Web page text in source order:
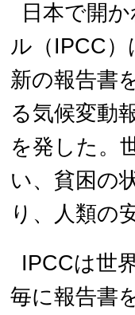
日本で開
ル（IPCC）
新の報告書
る気候変動
を発した。
い、貧困の
り、人類の
IPCCは世
毎に報告書